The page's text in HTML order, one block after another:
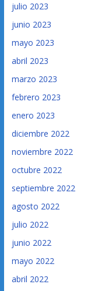
julio 2023
junio 2023
mayo 2023
abril 2023
marzo 2023
febrero 2023
enero 2023
diciembre 2022
noviembre 2022
octubre 2022
septiembre 2022
agosto 2022
julio 2022
junio 2022
mayo 2022
abril 2022